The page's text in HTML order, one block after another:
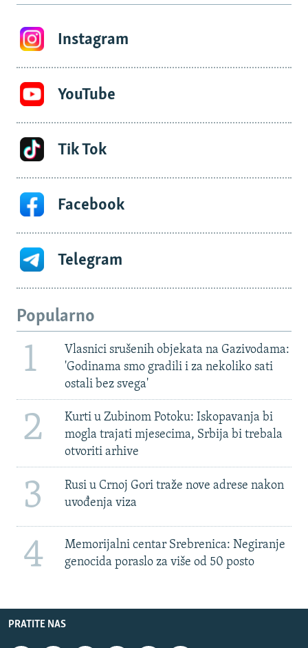
Instagram
YouTube
Tik Tok
Facebook
Telegram
Popularno
1
Vlasnici srušenih objekata na Gazivodama:
'Godinama smo gradili i za nekoliko sati
ostali bez svega'
2
Kurti u Zubinom Potoku: Iskopavanja bi
mogla trajati mjesecima, Srbija bi trebala
otvoriti arhive
3
Rusi u Crnoj Gori traže nove adrese nakon
uvođenja viza
4
Memorijalni centar Srebrenica: Negiranje
genocida poraslo za više od 50 posto
PRATITE NAS